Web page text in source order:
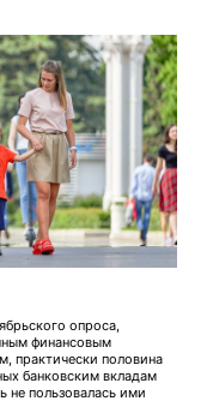
опроса,
финансовым
практически половина
банковским вкладам
не пользовалась ими